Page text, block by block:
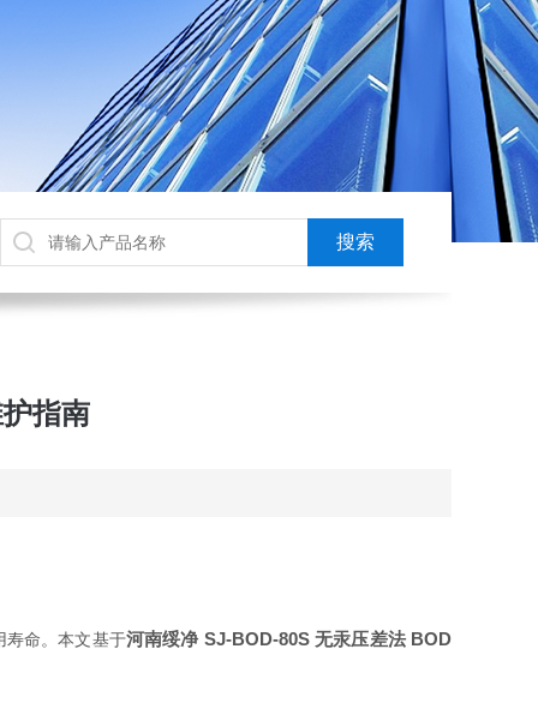
指南
寿命。本文基于河南绥净 SJ‑BOD‑80S 无汞压差法 BOD